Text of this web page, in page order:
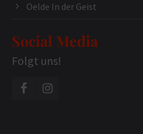
Oelde In der Geist
Social Media
Folgt uns!